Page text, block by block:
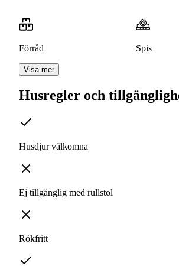
Förråd Spis
Visa mer
Husregler och
Husdjur välkomna
Ej tillgänglig med rullstol
Rökfritt